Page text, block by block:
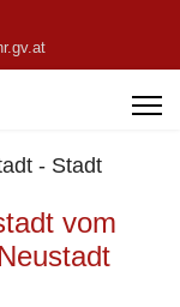
- Stadt
vom